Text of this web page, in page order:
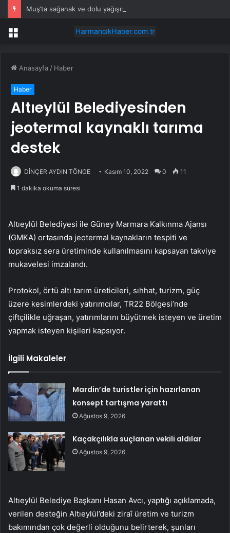
Muş’ta sağanak ve dolu yağışı: İş yerlerini su bastı
Menü
Anasayfa / Haber
Haber
Altıeylül Belediyesinden
jeotermal kaynaklı tarıma
destek
DİNÇER AYDIN TÖNGE Kasım 10, 2022 0 11
1 dakika okuma süresi
Altıeylül Belediyesi ile Güney Marmara Kalkınma Ajansı
(GMKA) ortasında jeotermal kaynakların tespiti ve
topraksız sera üretiminde kullanılmasını kapsayan takviye
mukavelesi imzalandı.
Protokol, örtü altı tarım üreticileri, sıhhat, turizm, güç
üzere kesimlerdeki yatırımcılar, TR22 Bölgesi’nde
çiftçilikle uğraşan, yatırımlarını büyütmek isteyen ve üretim
yapmak isteyen kişileri kapsıyor.
İlgili Makaleler
Mardin’de turistler için hazırlanan
konsept tartışma yarattı
Ağustos 9, 2026
Kaçakçılıkla suçlanan vekili aldılar
Ağustos 9, 2026
Altıeylül Belediye Başkanı Hasan Avcı, yaptığı açıklamada,
verilen desteğin Altıeylül’deki ziraî üretim ve turizm
bakımından çok değerli olduğunu belirterek, şunları